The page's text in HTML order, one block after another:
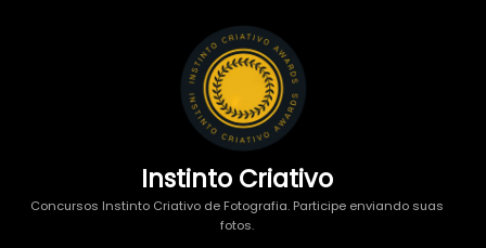
Instinto Criativo
Concursos Instinto Criativo de Fotografia. Participe enviando suas
fotos.